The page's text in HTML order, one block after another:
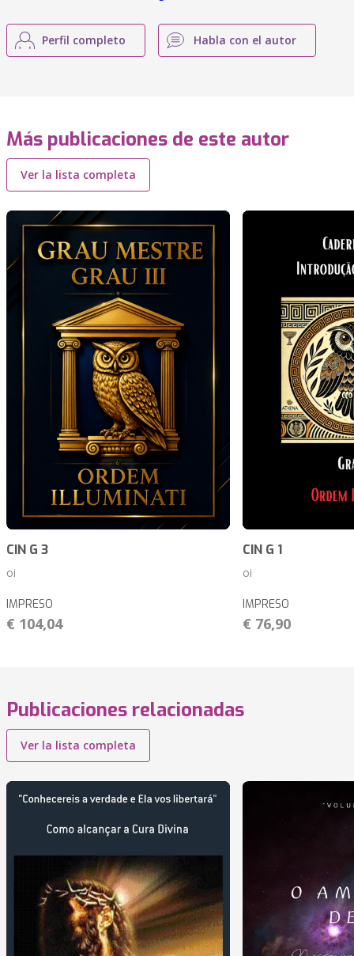
Perfil completo Habla con el autor
Más publicaciones de este autor
Ver la lista completa
CIN G 3
oi
IMPRESO
€ 104,04
CIN G 1
oi
IMPRESO
€ 76,90
Publicaciones relacionadas
Ver la lista completa